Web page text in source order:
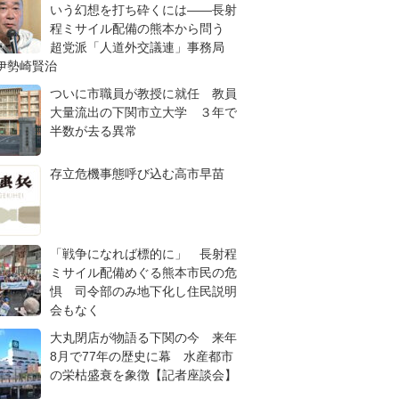
いう幻想を打ち砕くには――長射
程ミサイル配備の熊本から問う
超党派「人道外交議連」事務局
勢崎賢治
ついに市職員が教授に就任 教員
大量流出の下関市立大学 ３年で
半数が去る異常
存立危機事態呼び込む高市早苗
「戦争になれば標的に」 長射程
ミサイル配備めぐる熊本市民の危
惧 司令部のみ地下化し住民説明
会もなく
大丸閉店が物語る下関の今 来年
8月で77年の歴史に幕 水産都市
の栄枯盛衰を象徴【記者座談会】